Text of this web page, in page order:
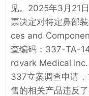
见。2025年3月21
票决定对特定鼻部
ces and
查编码：337-TA-
rdvark Medical
337立案调查申请
售的相关产品违反